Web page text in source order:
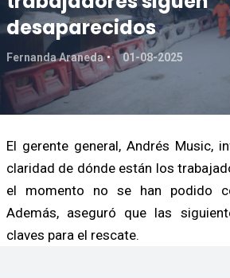
desaparecidos
Fernanda Araneda 01-08-2025
El gerente general, Andrés Music,
claridad de dónde están los
el momento no se han podido
Además, aseguró que las
claves para el rescate.